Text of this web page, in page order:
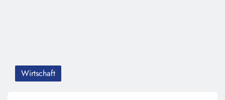
Wirtschaft